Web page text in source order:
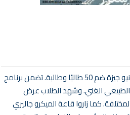
استضاف مركز توثيق التراث الحضاري والطبيعي التابع لمكتبة الإسكندرية اليوم وفدًا طلابيًا من جامعة نيو جيزة ضم 50 طالبًا وطالبة. تضمن برنامج
والطبيعي الغني. وشهد الطلاب عرض
كما زاروا قاعة الميكرو جاليري